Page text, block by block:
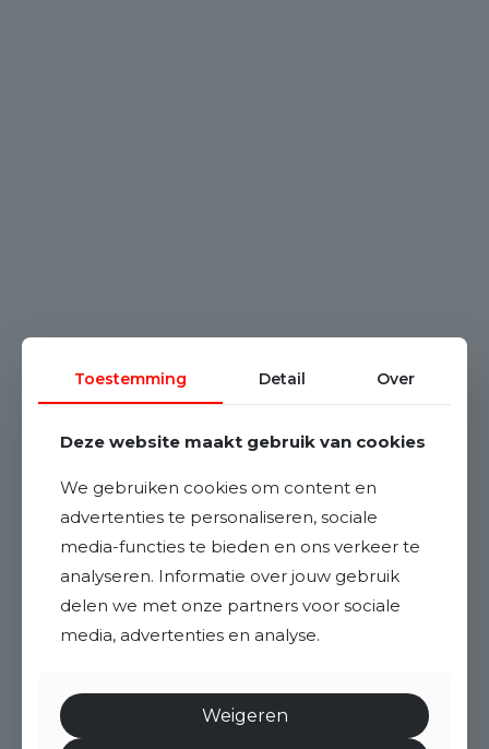
Toestemming Detail Over
Deze website maakt gebruik van cookies
We gebruiken cookies om content en
advertenties te personaliseren, sociale
media-functies te bieden en ons verkeer te
analyseren. Informatie over jouw gebruik
delen we met onze partners voor sociale
media, advertenties en analyse.
Weigeren